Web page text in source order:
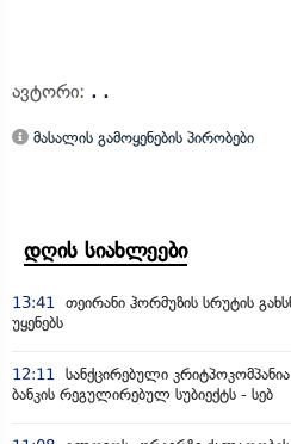
ავტორი: . .
მასალის გამოყენების პირობები
დღის სიახლეები
13:41 თეირანი ჰორმუზის სრუტის
უყენებს
12:11 სანქცირებული
ბანკის რეგულირებულ სუბიექტს - სებ